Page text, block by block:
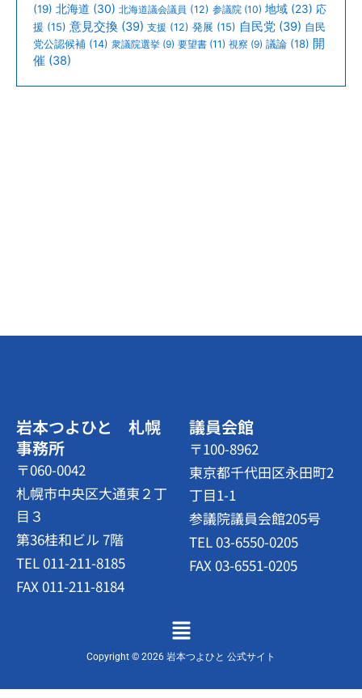
(19) 北海道 (30) 北海道議会議員 (12) 参議院 (10) 地域 (23) 応
援 (15) 意見交換 (39) 支援 (12) 発展 (15) 自民党 (39) 自民
党公認候補 (14) 衆議院選挙 (9) 要望書 (11) 視察 (9) 議論 (18) 開
催 (38)
岩本つよひと 札幌
事務所
〒060-0042
札幌市中央区大通東２丁
目３
第36桂和ビル 7階
TEL 011-211-8185
FAX 011-211-8184
議員会館
〒100-8962
東京都千代田区永田町2
丁目1-1
参議院議員会館205号
TEL 03-6550-0205
FAX 03-6551-0205
メ
ニ
ュ
Copyright © 2026 岩本つよひと 公式サイト